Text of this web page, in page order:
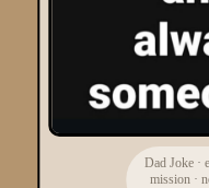
Dad Joke ·
mission·